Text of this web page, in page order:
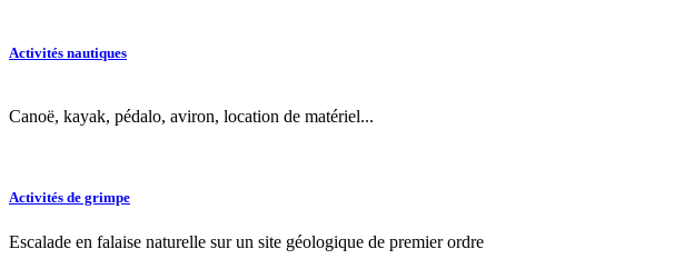
Activités nautiques
Canoë, kayak, pédalo, aviron, location de matériel...
Activités de grimpe
Escalade en falaise naturelle sur un site géologique de premier ordre